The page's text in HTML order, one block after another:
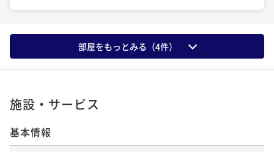
部屋をもっとみる（4件）
施設・サービス
基本情報